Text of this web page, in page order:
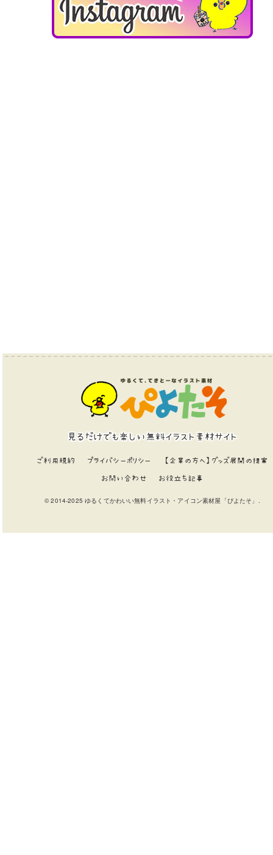
見るだけでも楽しい無料イラスト素材サイト
ご利用規約 プライバシーポリシー 【企業の方へ】グッズ展開の提案
お問い合わせ お役立ち記事
© 2014-2025 ゆるくてかわいい無料イラスト・アイコン素材屋「ぴよたそ」.